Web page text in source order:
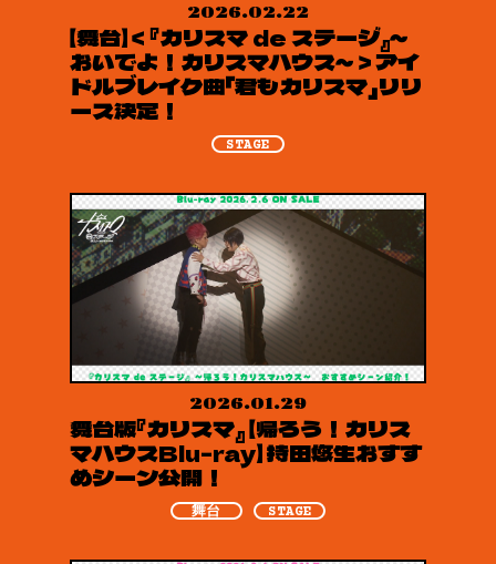
2026.02.22
【舞台】＜『カリスマ de ステージ』～
おいでよ！カリスマハウス～＞アイ
ドルブレイク曲「君もカリスマ」リリ
ース決定！
STAGE
2026.01.29
舞台版『カリスマ』 【帰ろう！カリス
マハウスBlu-ray】 持田悠生おすす
めシーン公開！
舞台 STAGE